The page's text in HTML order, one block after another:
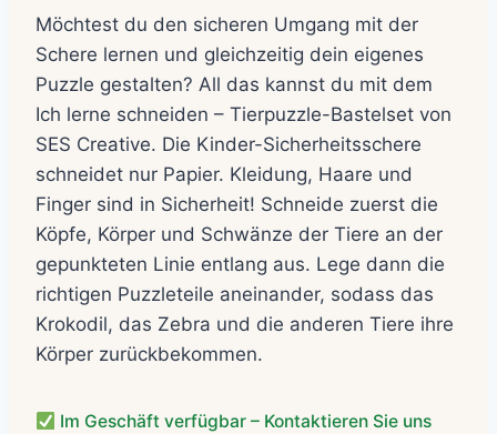
Möchtest du den sicheren Umgang mit der
Schere lernen und gleichzeitig dein eigenes
Puzzle gestalten? All das kannst du mit dem
Ich lerne schneiden – Tierpuzzle-Bastelset von
SES Creative. Die Kinder-Sicherheitsschere
schneidet nur Papier. Kleidung, Haare und
Finger sind in Sicherheit! Schneide zuerst die
Köpfe, Körper und Schwänze der Tiere an der
gepunkteten Linie entlang aus. Lege dann die
richtigen Puzzleteile aneinander, sodass das
Krokodil, das Zebra und die anderen Tiere ihre
Körper zurückbekommen.
Im Geschäft verfügbar – Kontaktieren Sie uns